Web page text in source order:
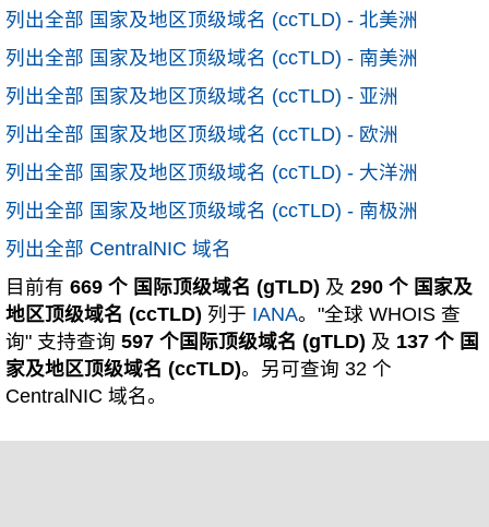
列出全部 国家及地区顶级域名 (ccTLD) - 北美洲
列出全部 国家及地区顶级域名 (ccTLD) - 南美洲
列出全部 国家及地区顶级域名 (ccTLD) - 亚洲
列出全部 国家及地区顶级域名 (ccTLD) - 欧洲
列出全部 国家及地区顶级域名 (ccTLD) - 大洋洲
列出全部 国家及地区顶级域名 (ccTLD) - 南极洲
列出全部 CentralNIC 域名
目前有 669 个 国际顶级域名 (gTLD) 及 290 个 国家及
地区顶级域名 (ccTLD) 列于 IANA。"全球 WHOIS 查
询" 支持查询 597 个国际顶级域名 (gTLD) 及 137 个 国
家及地区顶级域名 (ccTLD)。另可查询 32 个
CentralNIC 域名。